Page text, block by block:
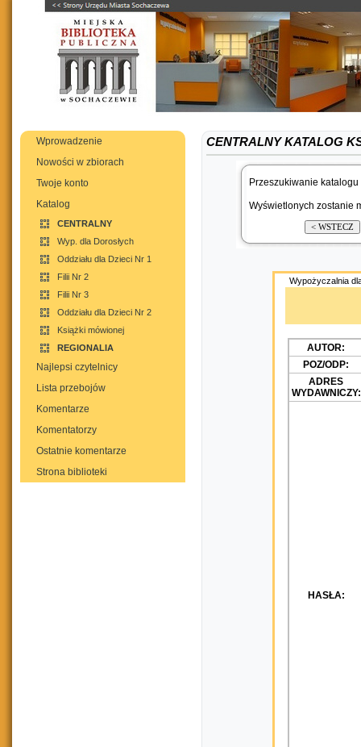
Wprowadzenie
Nowości w zbiorach
Twoje konto
Katalog
CENTRALNY
Wyp. dla Dorosłych
Oddziału dla Dzieci Nr 1
Filii Nr 2
Filii Nr 3
Oddziału dla Dzieci Nr 2
Książki mówionej
REGIONALIA
Najlepsi czytelnicy
Lista przebojów
Komentarze
Komentatorzy
Ostatnie komentarze
Strona biblioteki
CENTRALNY KATALOG
Przeszukiwanie
Wyświetlonych zostanie
Wypożyczalnia
AUTOR:
POZ/ODP:
ADRES
WYDAWNICZY:
HASŁA: